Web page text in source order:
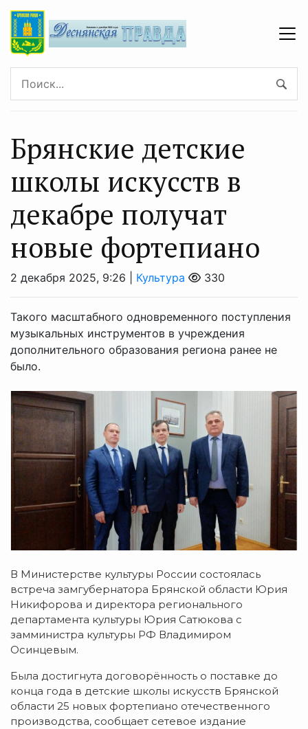
Брянские детские
школы искусств в
декабре получат
новые фортепиано
2 декабря 2025, 9:26 | Культура 330
Такого масштабного одновременного поступления
музыкальных инструментов в учреждения
дополнительного образования региона ранее не
было.
В Министерстве культуры России состоялась
встреча замгубернатора Брянской области Юрия
Никифорова и директора регионального
департамента культуры Юрия Сатюкова с
замминистра культуры РФ Владимиром
Осинцевым.
Была достигнута договорённость о поставке до
конца года в детские школы искусств Брянской
области 25 новых фортепиано отечественного
производства, сообщает сетевое издание